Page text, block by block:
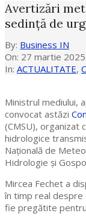
Avertizări
sedinţă de
By: Business IN
On: 27 martie 2025
In: ACTUALITATE,
Ministrul mediului,
convocat astăzi
(CMSU), organizat
hidrologice
Națională de
Hidrologie și
Mircea Fechet a
în timp real despre
fie pregătite